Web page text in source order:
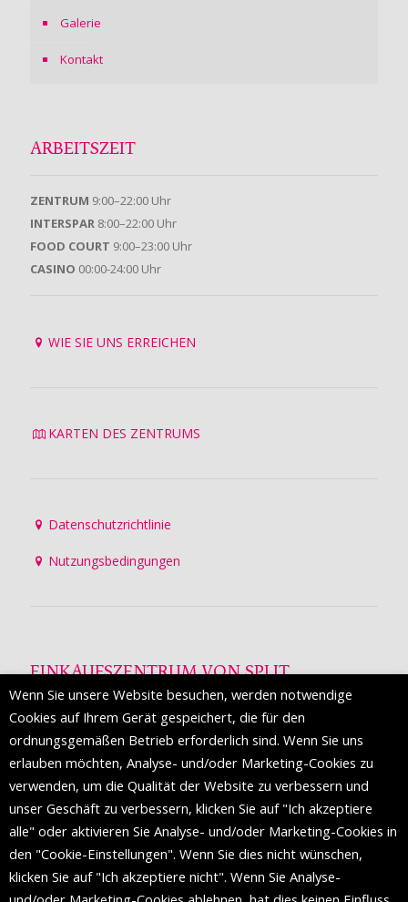
Galerie
Kontakt
ARBEITSZEIT
ZENTRUM 9:00–22:00 Uhr
INTERSPAR 8:00–22:00 Uhr
FOOD COURT 9:00–23:00 Uhr
CASINO 00:00-24:00 Uhr
WIE SIE UNS ERREICHEN
KARTEN DES ZENTRUMS
Datenschutzrichtlinie
Nutzungsbedingungen
EINKAUFSZENTRUM VON SPLIT
Die Mall of Split
ist ein prestigeträchtiges Einkaufsziel mit
etwa 200 Einzelhandelsmarken und einer Reihe von
Weltmodemarken, die zum ersten Mal in Split erscheinen.
FOLGEN SIE UNS
Wenn Sie unsere Website besuchen, werden notwendige
Cookies auf Ihrem Gerät gespeichert, die für den
ordnungsgemäßen Betrieb erforderlich sind. Wenn Sie uns
erlauben möchten, Analyse- und/oder Marketing-Cookies zu
verwenden, um die Qualität der Website zu verbessern und
unser Geschäft zu verbessern, klicken Sie auf "Ich akzeptiere
alle" oder aktivieren Sie Analyse- und/oder Marketing-Cookies in
den "Cookie-Einstellungen". Wenn Sie dies nicht wünschen,
klicken Sie auf "Ich akzeptiere nicht". Wenn Sie Analyse-